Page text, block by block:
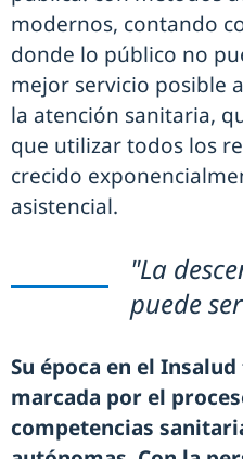
modernos, contando
donde lo público no
mejor servicio posible
la atención sanitaria,
que utilizar todos los
crecido
asistencial.
"La
puede
Su época en el
marcada por el
competencias